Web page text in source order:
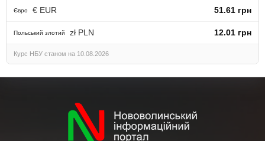
Євро € EUR 51.61 грн
Польський злотий zł PLN 12.01 грн
Курс НБУ станом на 10.08.2026